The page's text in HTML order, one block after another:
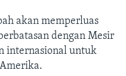
akan memperluas
dengan Mesir
internasional untuk